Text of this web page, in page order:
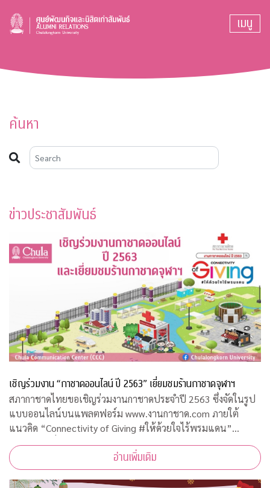
เมนู
ค้นหา
ข่าวประชาสัมพันธ์
เชิญร่วมงาน “กาชาดออนไลน์ ปี 2563” เยี่ยมชมร้านกาชาดจุฬาฯ
สภากาชาดไทยขอเชิญร่วมงานกาชาดประจำปี 2563 ซึ่งจัดในรูป
แบบออนไลน์บนแพลตฟอร์ม www.งานกาชาด.com ภายใต้
แนวคิด “Connectivity of Giving #ให้ด้วยใจไร้พรมแดน”
ระหว่างวันที่ 19 – 29 ธันวาคม 2563 รายได้จากการจัดงานโดย
เสด็จพระราชกุศลบำรุงสภากาชาดไทย
อ่านเพิ่มเติม